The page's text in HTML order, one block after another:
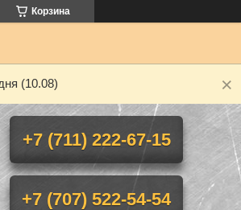
Корзина
(10.08)
+7 (711) 222-67-15
+7 (707) 522-54-54